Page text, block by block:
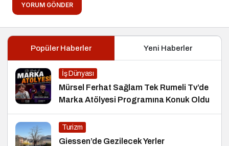
YORUM GÖNDER
Popüler Haberler Yeni Haberler
İş Dünyası
Mürsel Ferhat Sağlam Tek Rumeli Tv’de
Marka Atölyesi Programına Konuk Oldu
Turizm
Giessen’de Gezilecek Yerler